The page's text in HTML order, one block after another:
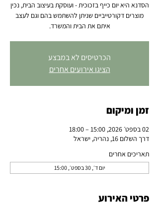
הסדנא היא יום כייף בזכוכית - ועוסקת בעיצוב הבית, נכין
מוצרים דקורטייביים שניתן להשתמש בהם וגם לעצב
איתם את הבית והמשרד.
הכרטיסים לא במבצע
הציגו אירועים אחרים
זמן ומיקום
02 בספט׳ 2026, 15:00 – 18:00
דרך השלום 16, נהריה, ישראל
תאריכים אחרים
יום ד׳, 30 בספט׳, 15:00
פרטי האירוע